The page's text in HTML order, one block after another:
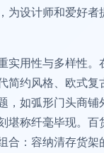
为设计师和爱好者
实用性与多样性。
简约风格、欧式复
，如弧形门头商铺
堪称纤毫毕现。百
合：容纳清存货架